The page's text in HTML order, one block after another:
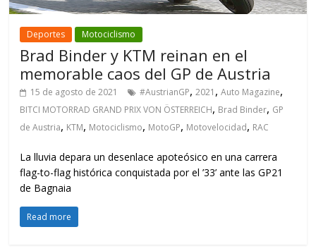
Deportes Motociclismo
Brad Binder y KTM reinan en el
memorable caos del GP de Austria
15 de agosto de 2021 #AustrianGP,2021 ,Auto Magazine,
BITCI MOTORRAD GRAND PRIX VON ÖSTERREICH, Brad Binder, GP
de Austria, KTM, Motociclismo, MotoGP, Motovelocidad, RAC
La lluvia depara un desenlace apoteósico en una carrera
flag-to-flag histórica conquistada por el ’33’ ante las GP21
de Bagnaia
Read more